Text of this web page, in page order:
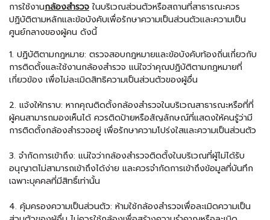
การใช้งานกล้องสำรวจในบริเวณส่วนตัวหรือสถานที่สาธารณะควร
ปฏิบัติตามหลักและข้อบังคับเพื่อรักษาความเป็นส่วนตัวและความเป็น
ศูนย์กลางของผู้คน ดังนี้
1. ปฏิบัติตามกฎหมาย: ตรวจสอบกฎหมายและข้อบังคับท้องถิ่นเกี่ยวกับ
การติดตั้งและใช้งานกล้องสำรวจ แน่ใจว่าคุณปฏิบัติตามกฎหมายที่
เกี่ยวข้อง เพื่อไม่ละเมิดสิทธิความเป็นส่วนตัวของผู้อื่น
2. แจ้งให้ทราบ: หากคุณติดตั้งกล้องสำรวจในบริเวณสาธารณะหรือที่ที่
ผู้คนสามารถมองเห็นได้ ควรติดป้ายหรือสัญลักษณ์ที่แสดงให้คนรู้ว่ามี
การติดตั้งกล้องสำรวจอยู่ เพื่อรักษาความโปร่งใสและความเป็นส่วนตัว
3. จำกัดการเข้าถึง: แน่ใจว่ากล้องสำรวจติดตั้งในบริเวณที่ผู้ไม่ได้รับ
อนุญาตไม่สามารถเข้าถึงได้ง่าย และควรจำกัดการเข้าถึงข้อมูลที่บันทึก
เฉพาะบุคคลที่มีสิทธิ์เท่านั้น
4. คุ้มครองความเป็นส่วนตัว: ห้ามใช้กล้องสำรวจเพื่อละเมิดความเป็น